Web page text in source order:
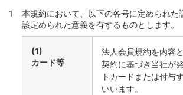
本規約において、以下の各号に定められた
該定められた意義を有するものとします。
(1)
カード等
法人会員規約を内容
契約に基づき当社が
トカードまたは付与
いいます。